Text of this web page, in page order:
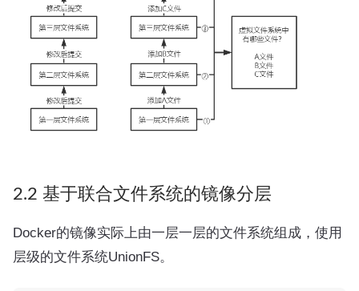
2.2 基于联合文件系统的镜像分层
Docker的镜像实际上由一层一层的文件系统组成，使用
层级的文件系统UnionFS。